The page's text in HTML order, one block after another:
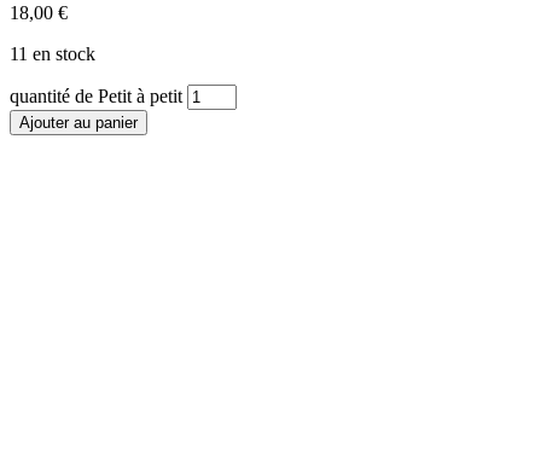
18,00 €
11 en stock
quantité de Petit à petit
Ajouter au panier